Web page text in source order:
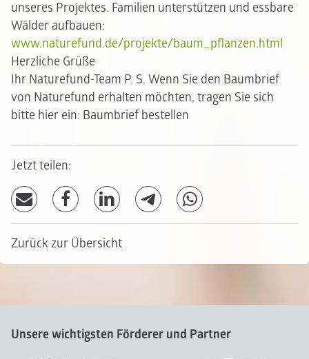
unseres Projektes. Familien unterstützen und essbare
Wälder aufbauen:
www.naturefund.de/projekte/baum_pflanzen.html
Herzliche Grüße
Ihr Naturefund-Team P. S. Wenn Sie den Baumbrief
von Naturefund erhalten möchten, tragen Sie sich
bitte hier ein: Baumbrief bestellen
Jetzt teilen:
Zurück zur Übersicht
Unsere wichtigsten Förderer und Partner